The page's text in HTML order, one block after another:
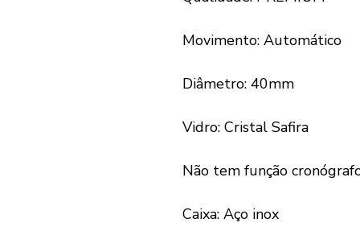
Movimento: Automático
Diâmetro: 40mm
Vidro: Cristal Safira
Não tem função
Caixa: Aço inox